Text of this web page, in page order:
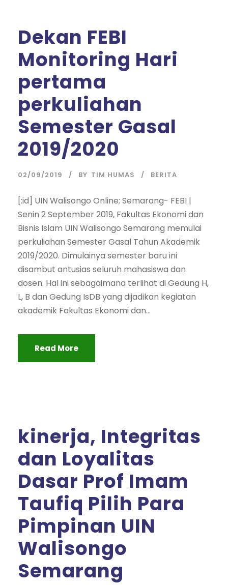
Dekan FEBI
Monitoring Hari
pertama
perkuliahan
Semester Gasal
2019/2020
02/09/2019 BY TIM HUMAS BERITA
[:id] UIN Walisongo Online; Semarang- FEBI |
Senin 2 September 2019, Fakultas Ekonomi dan
Bisnis Islam UIN Walisongo Semarang memulai
perkuliahan Semester Gasal Tahun Akademik
2019/2020. Dimulainya semester baru ini
disambut antusias seluruh mahasiswa dan
dosen. Hal ini sebagaimana terlihat di Gedung H,
L, B dan Gedung IsDB yang dijadikan kegiatan
akademik Fakultas Ekonomi dan...
Read More
kinerja, Integritas
dan Loyalitas
Dasar Prof Imam
Taufiq Pilih Para
Pimpinan UIN
Walisongo
Semarang